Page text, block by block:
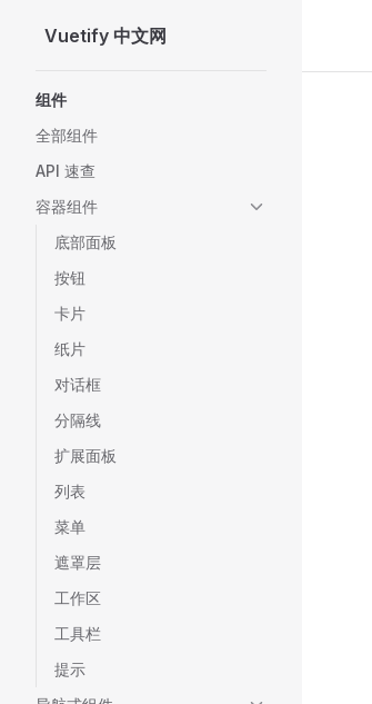
Skip to content
Vuetify 中文网
组件
全部组件
API 速查
容器组件
底部面板
按钮
卡片
纸片
对话框
分隔线
扩展面板
列表
菜单
遮罩层
工作区
工具栏
提示